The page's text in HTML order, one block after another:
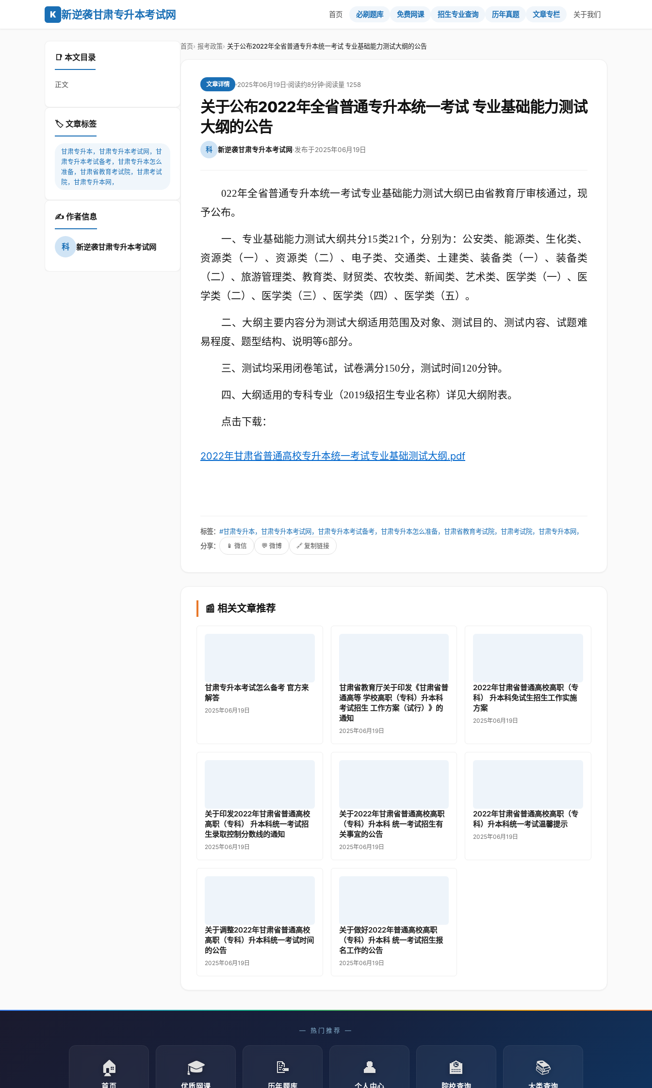
K 新逆袭甘肃专升本考试网 首页 必刷题库 免费网课 招生专业查询 历年真题 文章专栏 关于我们
📑 本文目录
正文
🏷️ 文章标签
甘肃专升本，甘肃专升本考试网，甘
肃专升本考试备考，甘肃专升本怎么
准备，甘肃省教育考试院，甘肃考试
院，甘肃专升本网，
✍️ 作者信息
科 新逆袭甘肃专升本考试网
首页 报考政策 关于公布2022年全省普通专升本统一考试 专业基础能力测试大纲的公告
文章详情 2025年06月19日 阅读约8分钟 阅读量 1258
关于公布2022年全省普通专升本统一考试 专业基础能力测试
大纲的公告
科 新逆袭甘肃专升本考试网·发布于2025年06月19日
022年全省普通专升本统一考试专业基础能力测试大纲已由省教育厅审核通过，现
予公布。
一、专业基础能力测试大纲共分15类21个，分别为：公安类、能源类、生化类、
资源类（一）、资源类（二）、电子类、交通类、土建类、装备类（一）、装备类
（二）、旅游管理类、教育类、财贸类、农牧类、新闻类、艺术类、医学类（一）、医
学类（二）、医学类（三）、医学类（四）、医学类（五） 。
二、大纲主要内容分为测试大纲适用范围及对象、测试目的、测试内容、试题难
易程度、题型结构、说明等6部分。
三、测试均采用闭卷笔试，试卷满分150分，测试时间120分钟。
四、大纲适用的专科专业（2019级招生专业名称）详见大纲附表。
点击下载：
2022年甘肃省普通高校专升本统一考试专业基础测试大纲.pdf
标签： #甘肃专升本，甘肃专升本考试网，甘肃专升本考试备考，甘肃专升本怎么准备，甘肃省教育考试院，甘肃考试院，甘肃专升本网，
分享：
📱 微信 💬 微博 🔗 复制链接
📰 相关文章推荐
甘肃专升本考试怎么备考 官方来
解答
2025年06月19日
甘肃省教育厅关于印发《甘肃省普
通高等 学校高职（专科）升本科
考试招生 工作方案（试行）》的
通知
2025年06月19日
2022年甘肃省普通高校高职（专
科） 升本科免试生招生工作实施
方案
2025年06月19日
关于印发2022年甘肃省普通高校
高职（专科） 升本科统一考试招
生录取控制分数线的通知
2025年06月19日
关于2022年甘肃省普通高校高职
（专科）升本科 统一考试招生有
关事宜的公告
2025年06月19日
2022年甘肃省普通高校高职（专
科）升本科统一考试温馨提示
2025年06月19日
关于调整2022年甘肃省普通高校
高职（专科）升本科统一考试时间
的公告
2025年06月19日
关于做好2022年普通高校高职
（专科）升本科 统一考试招生报
名工作的公告
2025年06月19日
— 热门推荐 —
🏠 🎓 📝 👤 🏫 📚